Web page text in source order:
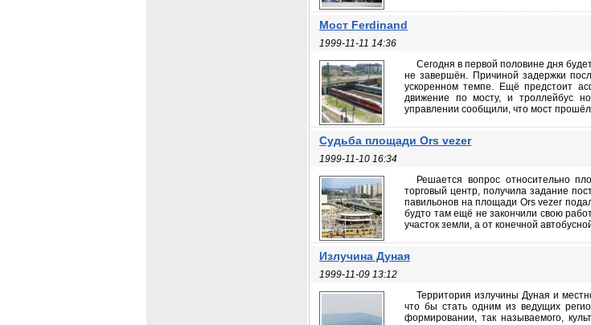
Мост Ferdinand
1999-11-11 14:36
Сегодня в первой половине дня
не завершён. Причиной задержки
ускоренном темпе. Ещё предстоит
движение по мосту, и троллейбус
управлении сообщили, что мост
Судьба площади Ors vezer
1999-11-10 16:34
Решается вопрос относительно
торговый центр, получила задание
павильонов на площади Ors vezer
будто там ещё не закончили свою
участок земли, а от конечной
Излучина Дуная
1999-11-09 13:12
Территория излучины Дуная и
что бы стать одним из ведущих
формировании, так называемого,